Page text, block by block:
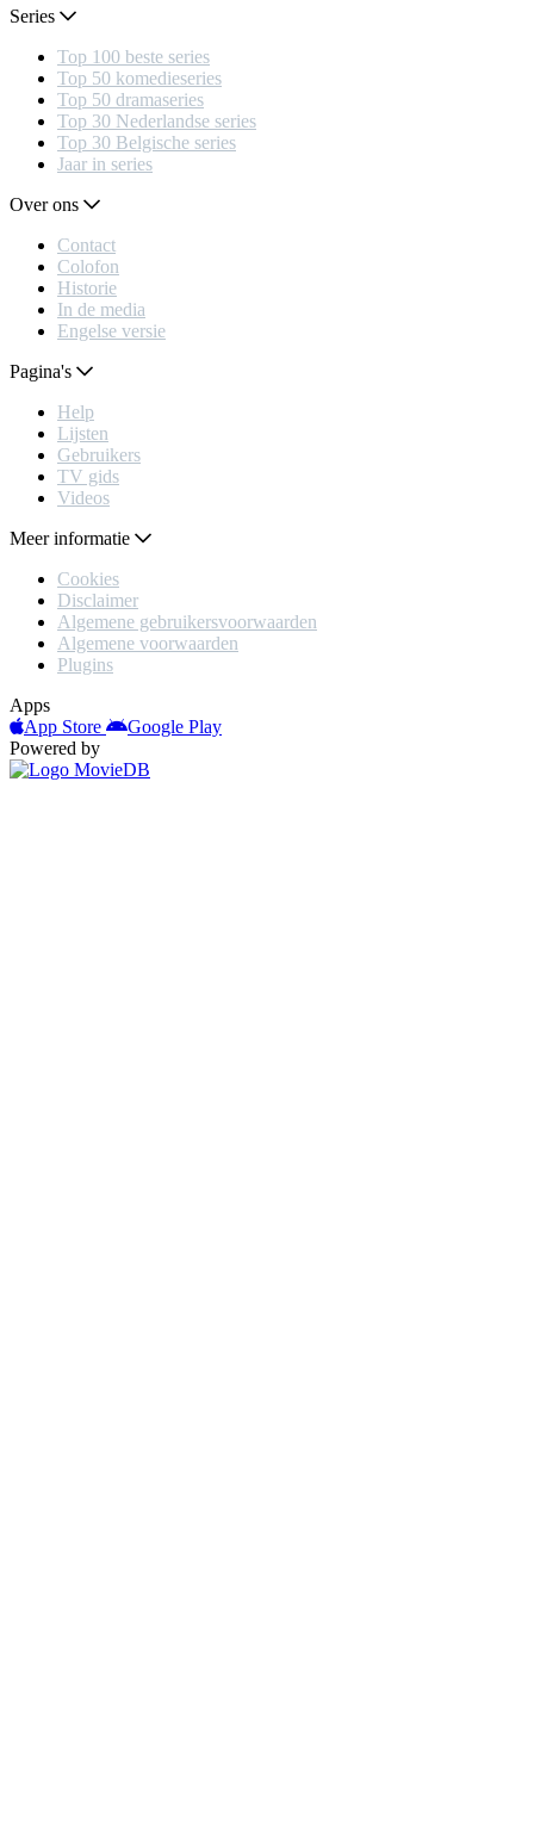
Series
Top 100 beste series
Top 50 komedieseries
Top 50 dramaseries
Top 30 Nederlandse series
Top 30 Belgische series
Jaar in series
Over ons
Contact
Colofon
Historie
In de media
Engelse versie
Pagina's
Help
Lijsten
Gebruikers
TV gids
Videos
Meer informatie
Cookies
Disclaimer
Algemene gebruikersvoorwaarden
Algemene voorwaarden
Plugins
Apps
App Store
Google Play
Powered by